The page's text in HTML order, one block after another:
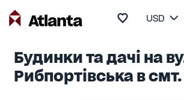
USD
Будинки та дачі на
Рибпортівська в